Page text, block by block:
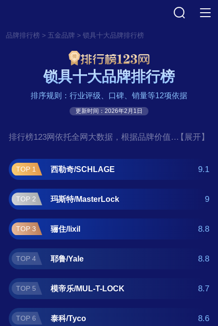
品牌排行榜 > 五金品牌 > 锁具十大品牌排行榜
锁具十大品牌排行榜
排序规则：行业评级、口碑、销量等12项依据
更新时间：2026年2月1日
排行榜123网依托全网大数据，根据品牌价值、
行榜,前十名分别是西勒奇/SCHLAGE、玛斯
特/MasterLock、骊住/lixil、耶鲁/Yale、模帝
乐/MUL-T-LOCK、泰科/Tyco、固力/GULI、梅
花/BLOSSOM、应卡/VingCard、科裕/HUNE。
如果您正在查找锁具什么牌子好？那么本锁具
十大品牌榜单可供您作为选购参考，我们致力
于用最真实的用户数据推荐口碑最好的锁具品
牌，让您选得放心。(榜单每月更新一次)
【展开】
TOP 1 西勒奇/SCHLAGE 9.1
TOP 2 玛斯特/MasterLock 9
TOP 3 骊住/lixil 8.8
TOP 4 耶鲁/Yale 8.8
TOP 5 模帝乐/MUL-T-LOCK 8.7
TOP 6 泰科/Tyco 8.6